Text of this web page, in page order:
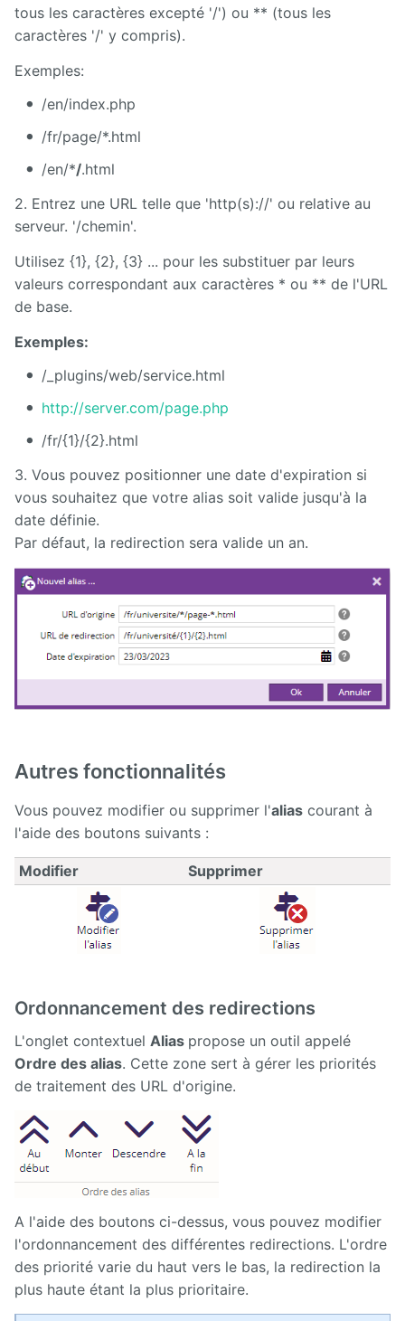
tous les caractères excepté '/') ou ** (tous les
caractères '/' y compris).
Exemples:
/en/index.php
/fr/page/*.html
/en/*/.html
2. Entrez une URL telle que 'http(s)://' ou relative au
serveur. '/chemin'.
Utilisez {1}, {2}, {3} ... pour les substituer par leurs
valeurs correspondant aux caractères * ou ** de l'URL
de base.
Exemples:
/_plugins/web/service.html
http://server.com/page.php
/fr/{1}/{2}.html
3. Vous pouvez positionner une date d'expiration si
vous souhaitez que votre alias soit valide jusqu'à la
date définie.
Par défaut, la redirection sera valide un an.
Autres fonctionnalités
Vous pouvez modifier ou supprimer l'alias courant à
l'aide des boutons suivants :
Modifier Supprimer
Ordonnancement des redirections
L'onglet contextuel Alias propose un outil appelé
Ordre des alias. Cette zone sert à gérer les priorités
de traitement des URL d'origine.
A l'aide des boutons ci-dessus, vous pouvez modifier
l'ordonnancement des différentes redirections. L'ordre
des priorité varie du haut vers le bas, la redirection la
plus haute étant la plus prioritaire.